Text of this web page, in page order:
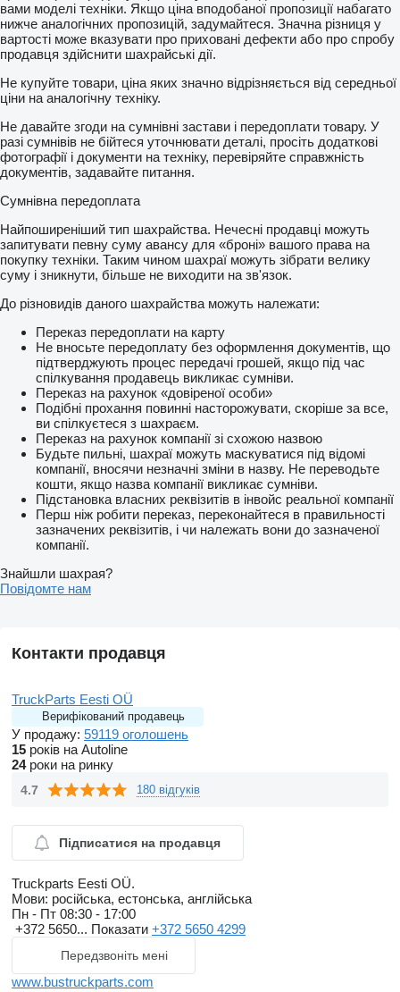
вами моделі техніки. Якщо ціна вподобаної пропозиції набагато
нижче аналогічних пропозицій, задумайтеся. Значна різниця у
вартості може вказувати про приховані дефекти або про спробу
продавця здійснити шахрайські дії.
Не купуйте товари, ціна яких значно відрізняється від середньої
ціни на аналогічну техніку.
Не давайте згоди на сумнівні застави і передоплати товару. У
разі сумнівів не бійтеся уточнювати деталі, просіть додаткові
фотографії і документи на техніку, перевіряйте справжність
документів, задавайте питання.
Сумнівна передоплата
Найпоширеніший тип шахрайства. Нечесні продавці можуть
запитувати певну суму авансу для «броні» вашого права на
покупку техніки. Таким чином шахраї можуть зібрати велику
суму і зникнути, більше не виходити на зв'язок.
До різновидів даного шахрайства можуть належати:
Переказ передоплати на карту
Не вносьте передоплату без оформлення документів, що
підтверджують процес передачі грошей, якщо під час
спілкування продавець викликає сумніви.
Переказ на рахунок «довіреної особи»
Подібні прохання повинні насторожувати, скоріше за все,
ви спілкуєтеся з шахраєм.
Переказ на рахунок компанії зі схожою назвою
Будьте пильні, шахраї можуть маскуватися під відомі
компанії, вносячи незначні зміни в назву. Не переводьте
кошти, якщо назва компанії викликає сумніви.
Підстановка власних реквізитів в інвойс реальної компанії
Перш ніж робити переказ, переконайтеся в правильності
зазначених реквізитів, і чи належать вони до зазначеної
компанії.
Знайшли шахрая?
Повідомте нам
Контакти продавця
TruckParts Eesti OÜ
Верифікований продавець
У продажу: 59119 оголошень
15 років на Autoline
24роки на ринку
4.7 180 відгуків
Підписатися на продавця
Truckparts Eesti OÜ.
Мови: російська, естонська, англійська
Пн - Пт 08:30 - 17:00
+372 5650... Показати +372 5650 4299
Передзвоніть мені
www.bustruckparts.com